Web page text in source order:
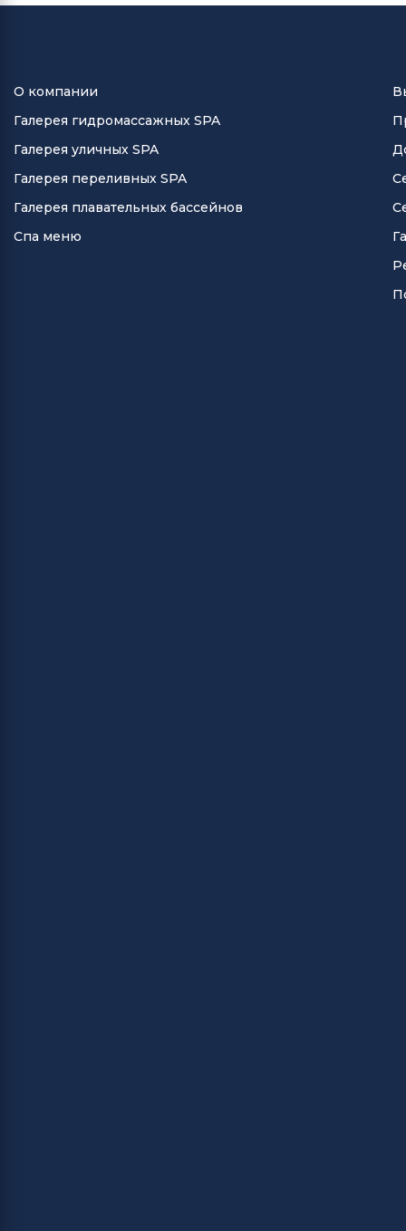
О компании
Галерея гидромассажных SPA
Галерея уличных SPA
Галерея переливных SPA
Галерея плавательных бассейнов
Спа меню